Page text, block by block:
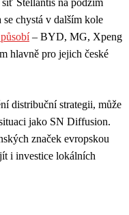
chystá v dalším kole
– BYD, MG, Xpeng
hlavně pro jejich české
distribuční strategii, může
jako SN Diffusion.
značek evropskou
i investice lokálních